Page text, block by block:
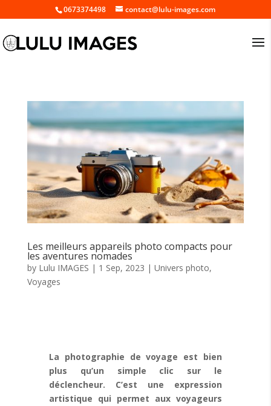
0673374498 contact@lulu-images.com
Les meilleurs appareils photo compacts pour
les aventures nomades
by Lulu IMAGES | 1 Sep, 2023 | Univers photo,
Voyages
La photographie de voyage est bien
plus qu’un simple clic sur le
déclencheur. C’est une expression
artistique qui permet aux voyageurs